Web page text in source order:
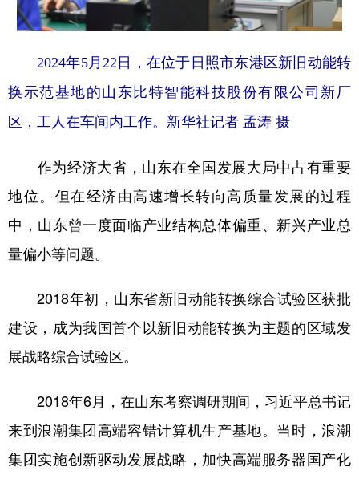
2024年5月22日，在位于日照市东港区新旧动能转
换示范基地的山东比特智能科技股份有限公司新厂
区，工人在车间内工作。新华社记者 孟涛 摄
作为经济大省，山东在全国发展大局中占有重要
地位。但在经济由高速增长转向高质量发展的过程
中，山东曾一度面临产业结构总体偏重、新兴产业总
量偏小等问题。
2018年初，山东省新旧动能转换综合试验区获批
建设，成为我国首个以新旧动能转换为主题的区域发
展战略综合试验区。
2018年6月，在山东考察调研期间，习近平总书记
来到浪潮集团高端容错计算机生产基地。当时，浪潮
集团实施创新驱动发展战略，加快高端服务器国产化